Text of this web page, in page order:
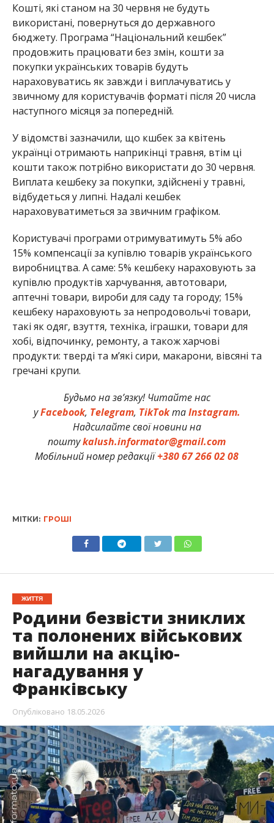
Кошті, які станом на 30 червня не будуть
використані, повернуться до державного
бюджету. Програма “Національний кешбек”
продовжить працювати без змін, кошти за
покупки українських товарів будуть
нараховуватись як завжди і виплачуватись у
звичному для користувачів форматі після 20 числа
наступного місяця за попередній.
У відомстві зазначили, що кшбек за квітень
українці отримають наприкінці травня, втім ці
кошти також потрібно використати до 30 червня.
Виплата кешбеку за покупки, здійснені у травні,
відбудеться у липні. Надалі кешбек
нараховуватиметься за звичним графіком.
Користувачі програми отримуватимуть 5% або
15% компенсації за купівлю товарів українського
виробництва. А саме: 5% кешбеку нараховують за
купівлю продуктів харчування, автотовари,
аптечні товари, вироби для саду та городу; 15%
кешбеку нараховують за непродовольчі товари,
такі як одяг, взуття, техніка, іграшки, товари для
хобі, відпочинку, ремонту, а також харчові
продукти: тверді та м’які сири, макарони, вівсяні та
гречані крупи.
Будьмо на зв’язку! Читайте нас
уFacebook, Telegram, TikTokтаInstagram.
Надсилайте свої новини на
поштуkalush.informator@gmail.com
Мобільний номер редакції+380 67 266 02 08
МІТКИ: ГРОШІ
ЖИТТЯ
Родини безвісти зниклих
та полонених військових
вийшли на акцію-
нагадування у
Франківську
Опубліковано 18.05.2026